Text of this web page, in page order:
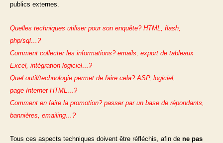
publics externes.
Quelles techniques utiliser pour son enquête? HTML, flash,
php/sql…?
Comment collecter les informations? emails, export de tableaux
Excel, intégration logiciel…?
Quel outil/technologie permet de faire cela? ASP, logiciel,
page Internet HTML…?
Comment en faire la promotion? passer par un base de répondants,
bannières, emailing…?
Tous ces aspects techniques doivent être réfléchis, afin de ne pas